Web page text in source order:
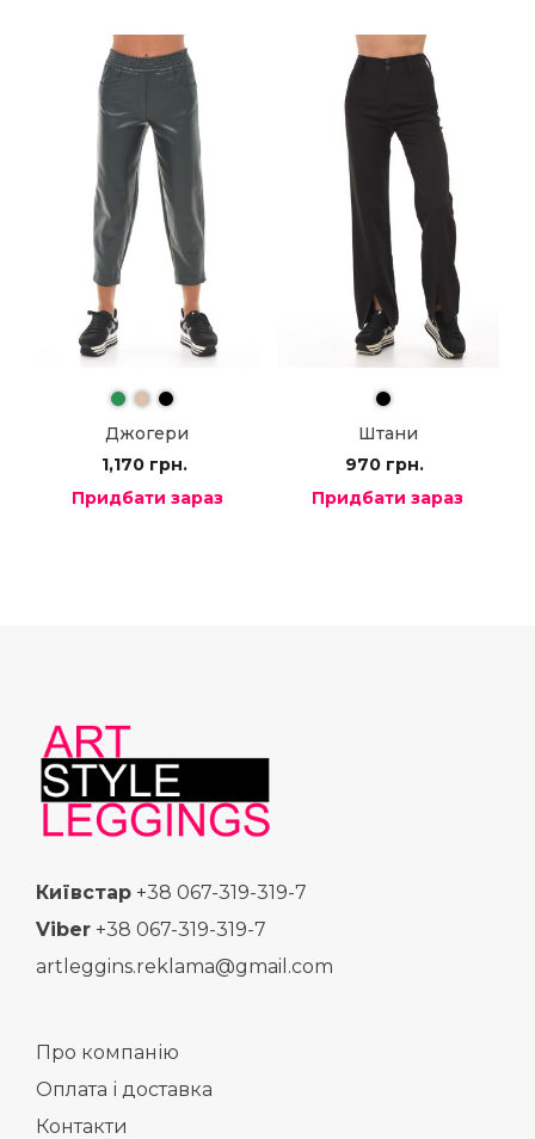
Джогери
1,170 грн.
Придбати зараз
Штани
970 грн.
Придбати зараз
Київстар +38 067-319-319-7
Viber +38 067-319-319-7
artleggins.reklama@gmail.com
Про компанію
Оплата і доставка
Контакти